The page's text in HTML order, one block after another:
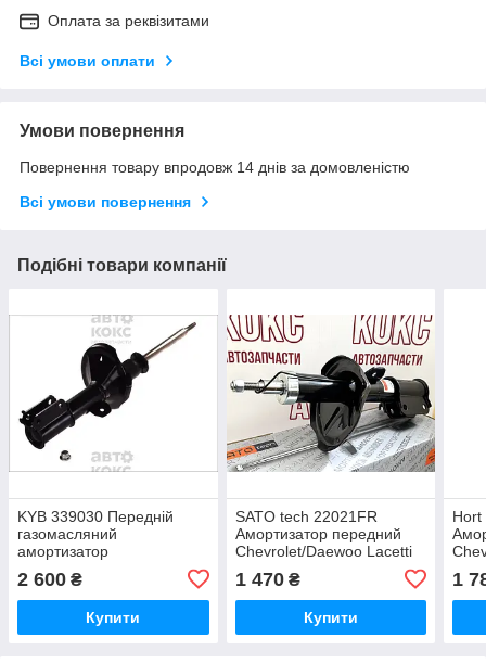
Оплата за реквізитами
Всі умови оплати
Умови повернення
Повернення товару впродовж 14 днів за домовленістю
Всі умови повернення
Подібні товари компанії
KYB 339030 Передній
газомасляний
амортизатор
Chevrolet/Daewoo Lacetti
1.4-2.0 Nubira 1.4-1.8
2 600 ₴
Купити
SATO tech 22021FR
Амортизатор передний
Chevrolet/Daewoo Lacetti
1 470₴
Купити
Hort
1